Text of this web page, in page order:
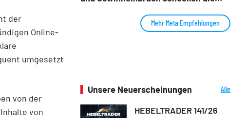
der
Online-
umgesetzt
von der
von
Mehr Meta Empfehlungen
Unsere Neuerscheinungen
Alle
HEBELTRADER 141/26